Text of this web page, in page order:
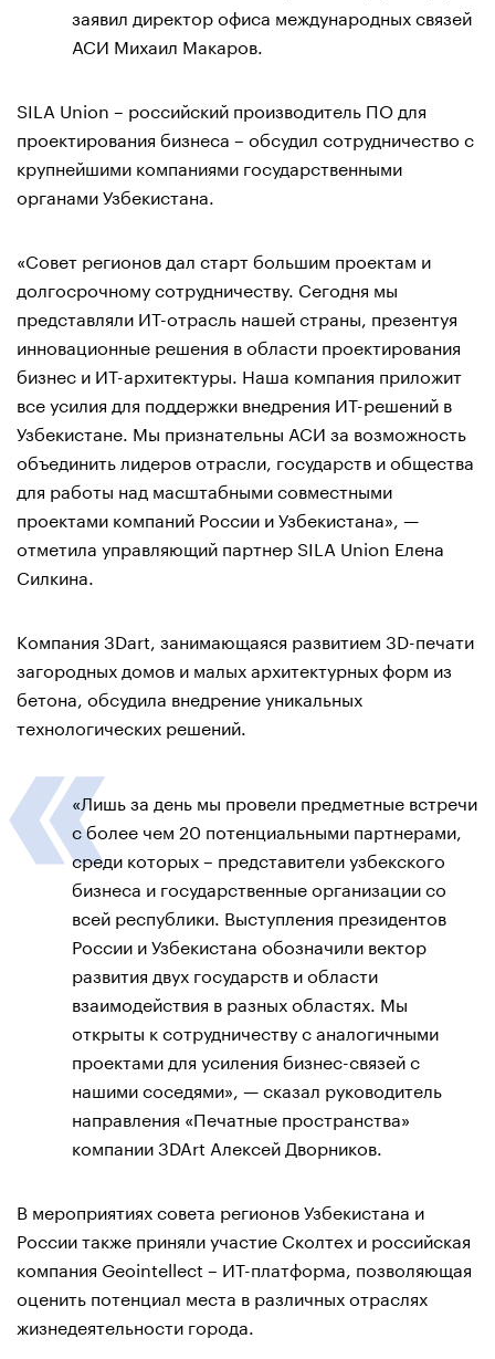
заявил директор офиса международных связей
АСИ Михаил Макаров.
SILA Union – российский производитель ПО для
проектирования бизнеса – обсудил сотрудничество с
крупнейшими компаниями государственными
органами Узбекистана.
«Совет регионов дал старт большим проектам и
долгосрочному сотрудничеству. Сегодня мы
представляли ИТ-отрасль нашей страны, презентуя
инновационные решения в области проектирования
бизнес и ИТ-архитектуры. Наша компания приложит
все усилия для поддержки внедрения ИТ-решений в
Узбекистане. Мы признательны АСИ за возможность
объединить лидеров отрасли, государств и общества
для работы над масштабными совместными
проектами компаний России и Узбекистана», —
отметила управляющий партнер SILA Union Елена
Силкина.
Компания 3Dart, занимающаяся развитием 3D-печати
загородных домов и малых архитектурных форм из
бетона, обсудила внедрение уникальных
технологических решений.
«Лишь за день мы провели предметные встречи
с более чем 20 потенциальными партнерами,
среди которых – представители узбекского
бизнеса и государственные организации со
всей республики. Выступления президентов
России и Узбекистана обозначили вектор
развития двух государств и области
взаимодействия в разных областях. Мы
открыты к сотрудничеству с аналогичными
проектами для усиления бизнес-связей с
нашими соседями», — сказал руководитель
направления «Печатные пространства»
компании 3DArt Алексей Дворников.
В мероприятиях совета регионов Узбекистана и
России также приняли участие Сколтех и российская
компания Geointellect – ИТ-платформа, позволяющая
оценить потенциал места в различных отраслях
жизнедеятельности города.